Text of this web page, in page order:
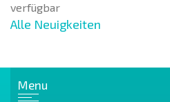
verfügbar
Alle Neuigkeiten
Menu